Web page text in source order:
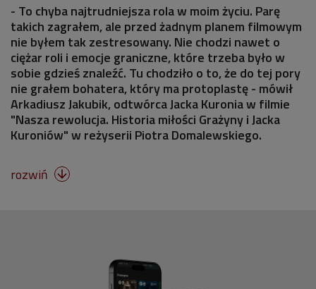
- To chyba najtrudniejsza rola w moim życiu. Parę
takich zagrałem, ale przed żadnym planem filmowym
nie byłem tak zestresowany. Nie chodzi nawet o
ciężar roli i emocje graniczne, które trzeba było w
sobie gdzieś znaleźć. Tu chodziło o to, że do tej pory
nie grałem bohatera, który ma protoplastę - mówił
Arkadiusz Jakubik, odtwórca Jacka Kuronia w filmie
"Nasza rewolucja. Historia miłości Grażyny i Jacka
Kuroniów" w reżyserii Piotra Domalewskiego.
rozwiń 